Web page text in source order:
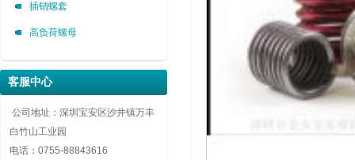
插销螺套
高负荷螺母
客服中心
公司地址：深圳宝安区沙井镇万丰
白竹山工业园
电话： 0755-88843616